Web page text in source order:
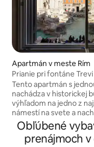
Apartmán v meste Rím
Prianie pri fontáne
výhľad na fontánu Trevi
Tento apartmán s
nachádza v historickej
výhľadom na jedno z
námestí na svete a
prvom poschodí a
moderným vybavením
závideniahodnou
Obľúbené
prenájmoch v